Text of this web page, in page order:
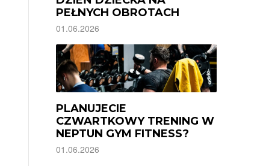
PEŁNYCH OBROTACH
01.06.2026
PLANUJECIE
CZWARTKOWY TRENING W
NEPTUN GYM FITNESS?
01.06.2026